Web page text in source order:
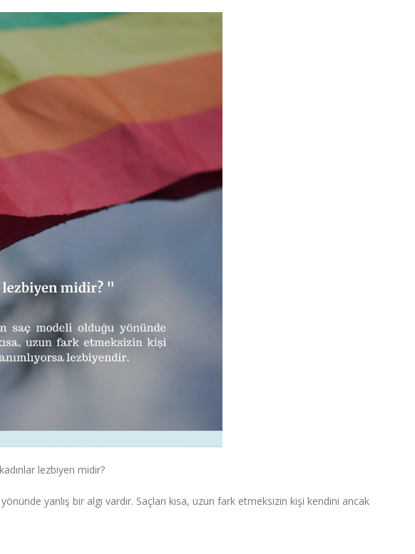
lezbiyen midir?
yanlış bir algı vardır. Saçları kısa, uzun fark etmeksizin kişi kendini ancak